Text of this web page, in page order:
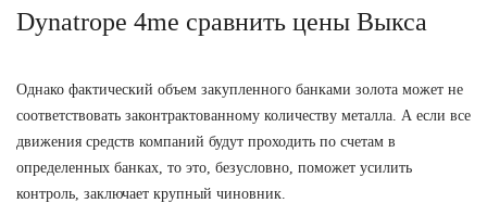
Dynatrope 4me сравнить цены Выкса
Однако фактический объем закупленного банками золота может не
соответствовать законтрактованному количеству металла. А если все
движения средств компаний будут проходить по счетам в
определенных банках, то это, безусловно, поможет усилить
контроль, заключает крупный чиновник.